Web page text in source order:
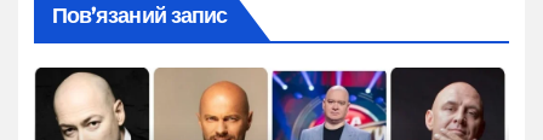
Пов’язаний запис